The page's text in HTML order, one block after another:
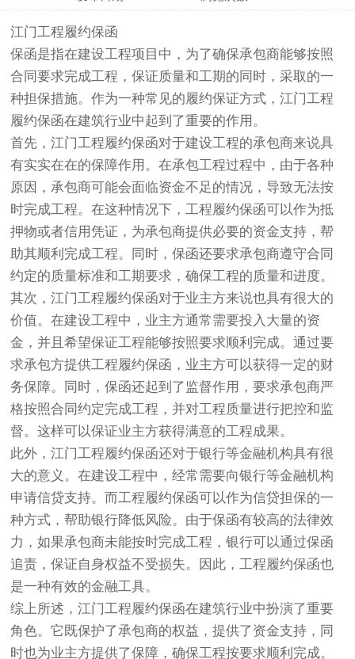
江门工程履约保函
保函是指在建设工程项目中，为了确保承包商能够按照
合同要求完成工程，保证质量和工期的同时，采取的一
种担保措施。作为一种常见的履约保证方式，江门工程
履约保函在建筑行业中起到了重要的作用。
首先，江门工程履约保函对于建设工程的承包商来说具
有实实在在的保障作用。在承包工程过程中，由于各种
原因，承包商可能会面临资金不足的情况，导致无法按
时完成工程。在这种情况下，工程履约保函可以作为抵
押物或者信用凭证，为承包商提供必要的资金支持，帮
助其顺利完成工程。同时，保函还要求承包商遵守合同
约定的质量标准和工期要求，确保工程的质量和进度。
其次，江门工程履约保函对于业主方来说也具有很大的
价值。在建设工程中，业主方通常需要投入大量的资
金，并且希望保证工程能够按照要求顺利完成。通过要
求承包方提供工程履约保函，业主方可以获得一定的财
务保障。同时，保函还起到了监督作用，要求承包商严
格按照合同约定完成工程，并对工程质量进行把控和监
督。这样可以保证业主方获得满意的工程成果。
此外，江门工程履约保函还对于银行等金融机构具有很
大的意义。在建设工程中，经常需要向银行等金融机构
申请信贷支持。而工程履约保函可以作为信贷担保的一
种方式，帮助银行降低风险。由于保函有较高的法律效
力，如果承包商未能按时完成工程，银行可以通过保函
追责，保证自身权益不受损失。因此，工程履约保函也
是一种有效的金融工具。
综上所述，江门工程履约保函在建筑行业中扮演了重要
角色。它既保护了承包商的权益，提供了资金支持，同
时也为业主方提供了保障，确保工程按要求顺利完成。